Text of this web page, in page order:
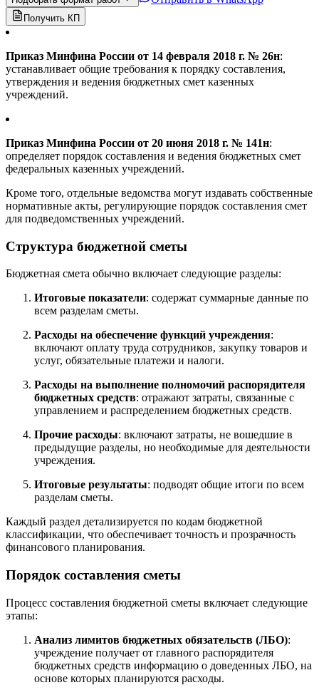
Получить КП
Приказ Минфина России от 14 февраля 2018 г. № 26н:
устанавливает общие требования к порядку составления,
утверждения и ведения бюджетных смет казенных
учреждений.
Приказ Минфина России от 20 июня 2018 г. № 141н:
определяет порядок составления и ведения бюджетных смет
федеральных казенных учреждений.
Кроме того, отдельные ведомства могут издавать собственные
нормативные акты, регулирующие порядок составления смет
для подведомственных учреждений.
Структура бюджетной сметы
Бюджетная смета обычно включает следующие разделы:
Итоговые показатели: содержат суммарные данные по
всем разделам сметы.
Расходы на обеспечение функций учреждения:
включают оплату труда сотрудников, закупку товаров и
услуг, обязательные платежи и налоги.
Расходы на выполнение полномочий распорядителя
бюджетных средств: отражают затраты, связанные с
управлением и распределением бюджетных средств.
Прочие расходы: включают затраты, не вошедшие в
предыдущие разделы, но необходимые для деятельности
учреждения.
Итоговые результаты: подводят общие итоги по всем
разделам сметы.
Каждый раздел детализируется по кодам бюджетной
классификации, что обеспечивает точность и прозрачность
финансового планирования.
Порядок составления сметы
Процесс составления бюджетной сметы включает следующие
этапы:
Анализ лимитов бюджетных обязательств (ЛБО):
учреждение получает от главного распорядителя
бюджетных средств информацию о доведенных ЛБО, на
основе которых планируются расходы.